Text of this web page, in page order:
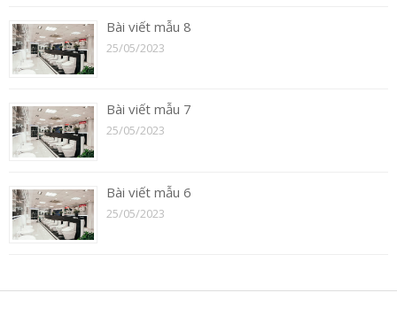
Bài viết mẫu 8
25/05/2023
Bài viết mẫu 7
25/05/2023
Bài viết mẫu 6
25/05/2023